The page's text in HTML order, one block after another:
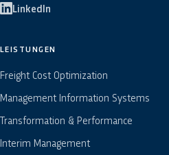
LinkedIn
LEISTUNGEN
Freight Cost Optimization
Management Information Systems
Transformation & Performance
Interim Management